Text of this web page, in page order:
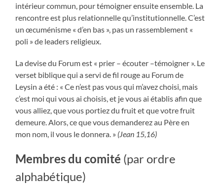
intérieur commun, pour témoigner ensuite ensemble. La
rencontre est plus relationnelle qu’institutionnelle. C’est
un œcuménisme « d’en bas », pas un rassemblement «
poli » de leaders religieux.
La devise du Forum est « prier – écouter –témoigner ». Le
verset biblique qui a servi de fil rouge au Forum de
Leysin a été : « Ce n’est pas vous qui m’avez choisi, mais
c’est moi qui vous ai choisis, et je vous ai établis afin que
vous alliez, que vous portiez du fruit et que votre fruit
demeure. Alors, ce que vous demanderez au Père en
mon nom, il vous le donnera. » (Jean 15,16)
Membres du comité (par ordre
alphabétique)